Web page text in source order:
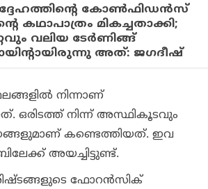
കോണ്‍ഫിഡന്‍സ്
കഥാപാത്രം മികച്ചതാക്കി;
വലിയ ടേര്‍ണിങ്ങ്
അത്: ജഗദീഷ്
നിന്നാണ്
ഒരിടത്ത് നിന്ന് അസ്ഥികൂടവും
കണ്ടെത്തിയത്. ഇവ
അയച്ചിട്ടുണ്ട്.
ഫോറന്‍സിക്